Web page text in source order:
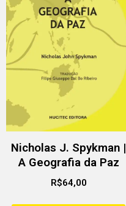
Nicholas J. Spykman |
A Geografia da Paz
R$64,00